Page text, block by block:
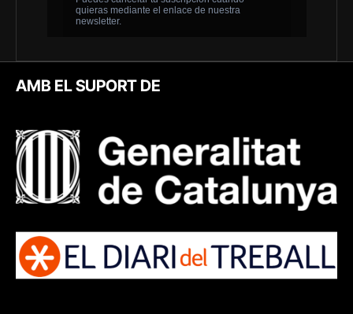
AMB EL SUPORT DE